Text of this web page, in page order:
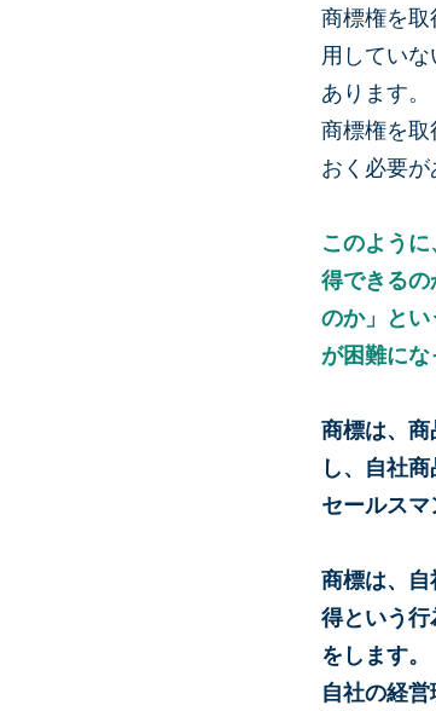
商標権を
用してい
あります。
商標権を
おく必要が
このよう
得できる
のか」と
が困難にな
商標は、
し、自社
セールスマ
商標は、
得という
をします。
自社の経